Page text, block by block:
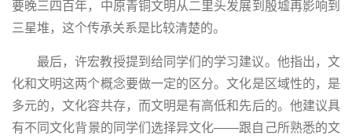
要晚三四百年，中原青铜文明从二里头发展到殷墟再影响到
三星堆，这个传承关系是比较清楚的。
最后，许宏教授提到给同学们的学习建议。他指出，文
化和文明这两个概念要做一定的区分。文化是区域性的，是
多元的，文化容共存，而文明是有高低和先后的。他建议具
有不同文化背景的同学们选择异文化——跟自己所熟悉的文